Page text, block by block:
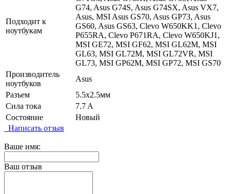
Подходит к
ноутбукам
G74, Asus G74S, Asus G74SX, Asus VX7,
Asus, MSI Asus GS70, Asus GP73, Asus
GS60, Asus GS63, Clevo W650KK1, Clevo
P655RA, Clevo P671RA, Clevo W650KJ1,
MSI GE72, MSI GF62, MSI GL62M, MSI
GL63, MSI GL72M, MSI GL72VR, MSI
GL73, MSI GP62M, MSI GP72, MSI GS70
Производитель
ноутбуков
Asus
Разъем
5.5x2.5мм
Сила тока
7.7 A
Состояние
Новый
Написать отзыв
Ваше имя:
Ваш отзыв